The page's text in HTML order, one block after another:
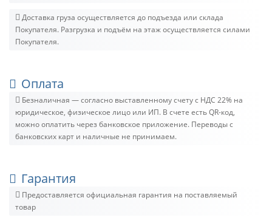
Доставка груза осуществляется до подъезда или склада
Покупателя. Разгрузка и подъём на этаж осуществляется силами
Покупателя.
Оплата
Безналичная — согласно выставленному счету c НДС 22% на
юридическое, физическое лицо или ИП. В счете есть QR-код,
можно оплатить через банковское приложение. Переводы с
банковских карт и наличные не принимаем.
Гарантия
Предоставляется официальная гарантия на поставляемый
товар